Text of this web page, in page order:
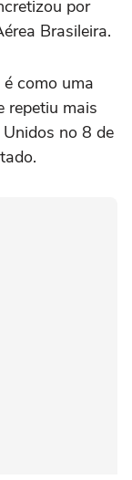
por
Brasileira.
como uma
repetiu mais
no 8 de